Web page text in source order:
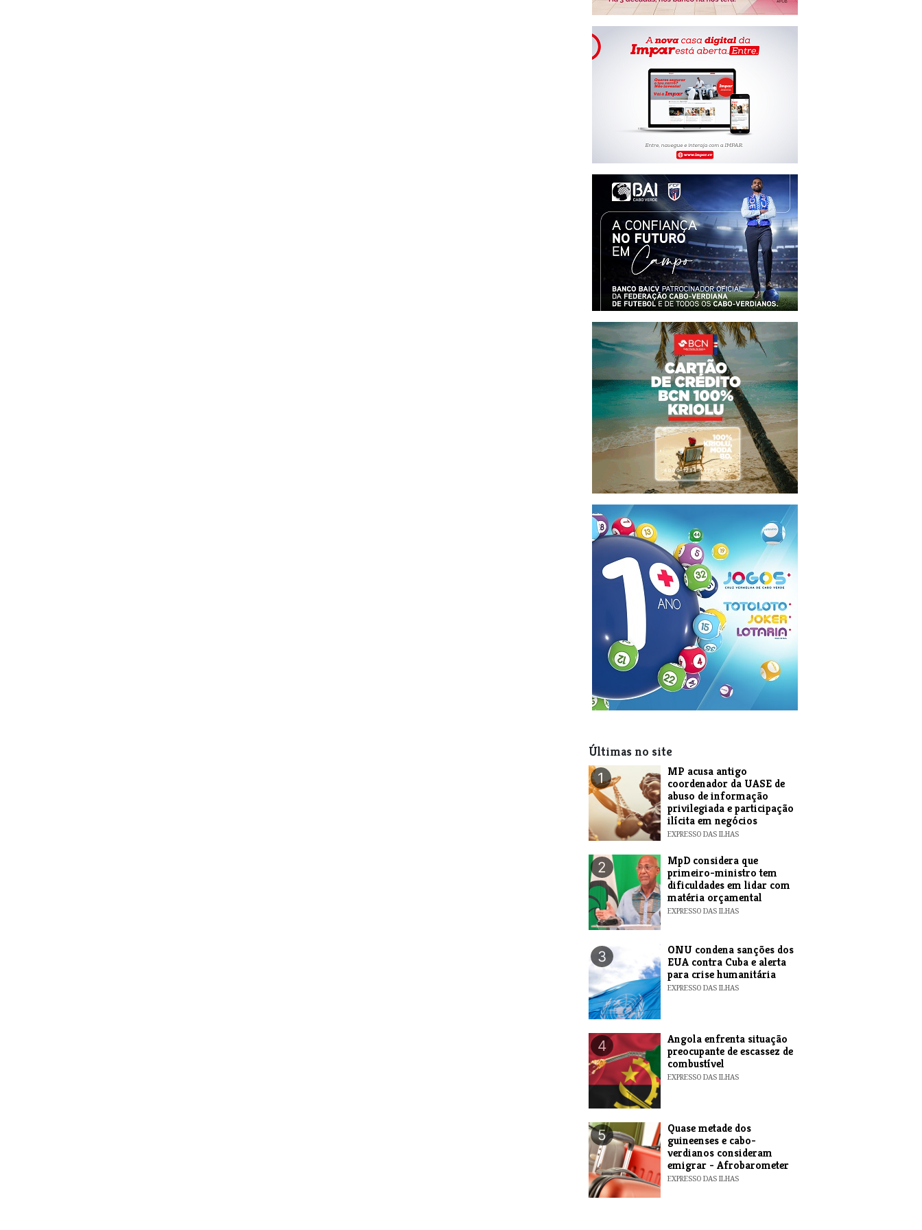
Últimas no site
1
MP acusa antigo
coordenador da UASE de
abuso de informação
privilegiada e participação
ilícita em negócios
EXPRESSO DAS ILHAS
2
MpD considera que
primeiro-ministro tem
dificuldades em lidar com
matéria orçamental
EXPRESSO DAS ILHAS
3
ONU condena sanções dos
EUA contra Cuba e alerta
para crise humanitária
EXPRESSO DAS ILHAS
4
Angola enfrenta situação
preocupante de escassez de
combustível
EXPRESSO DAS ILHAS
5
Quase metade dos
guineenses e cabo-
verdianos consideram
emigrar - Afrobarometer
EXPRESSO DAS ILHAS